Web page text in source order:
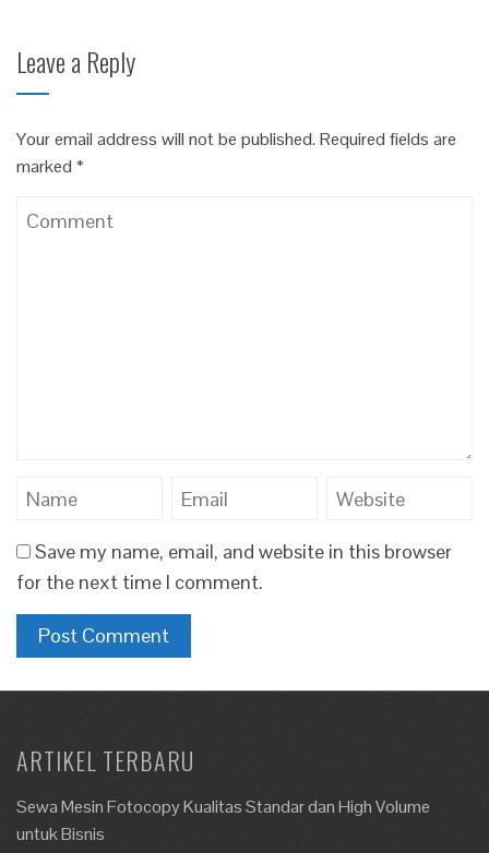
Leave a Reply
Your email address will not be published. Required fields are
marked *
Save my name, email, and website in this browser
for the next time I comment.
ARTIKEL TERBARU
Sewa Mesin Fotocopy Kualitas Standar dan High Volume
untuk Bisnis